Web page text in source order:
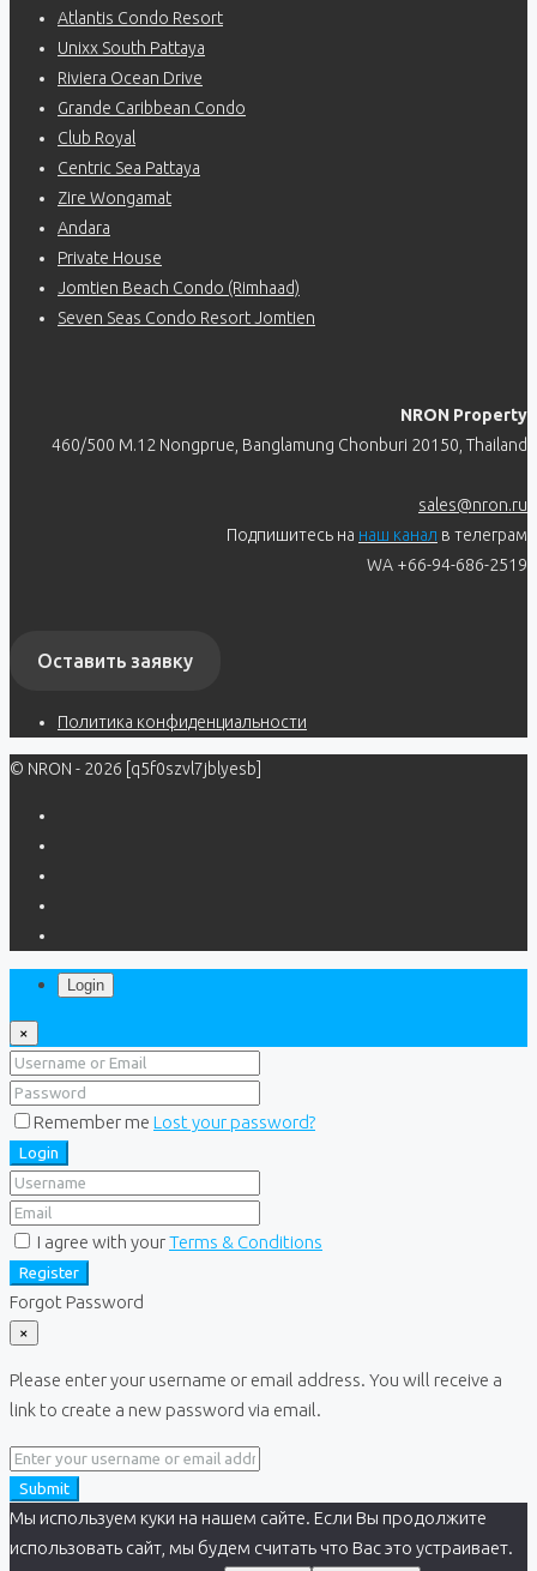
Atlantis Condo Resort
Unixx South Pattaya
Riviera Ocean Drive
Grande Caribbean Condo
Club Royal
Centric Sea Pattaya
Zire Wongamat
Andara
Private House
Jomtien Beach Condo (Rimhaad)
Seven Seas Condo Resort Jomtien
NRON Property
460/500 M.12 Nongprue, Banglamung Chonburi 20150, Thailand
sales@nron.ru
Подпишитесь на наш канал в телеграм
WA +66-94-686-2519
Оставить заявку
Политика конфиденциальности
© NRON - 2026 [q5f0szvl7jblyesb]
Login
×
Remember me Lost your password?
Login
I agree with yourTerms & Conditions
Register
Forgot Password
×
Please enter your username or email address. You will receive a
link to create a new password via email.
Submit
Мы используем куки на нашем сайте. Если Вы продолжите
использовать сайт, мы будем считать что Вас это устраивает.